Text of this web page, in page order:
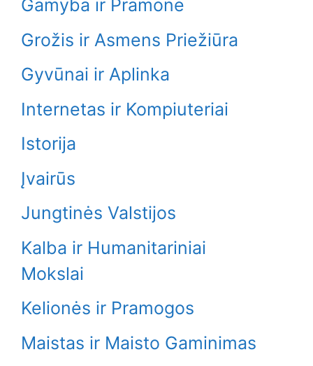
Gamyba ir Pramonė
Grožis ir Asmens Priežiūra
Gyvūnai ir Aplinka
Internetas ir Kompiuteriai
Istorija
Įvairūs
Jungtinės Valstijos
Kalba ir Humanitariniai
Mokslai
Kelionės ir Pramogos
Maistas ir Maisto Gaminimas